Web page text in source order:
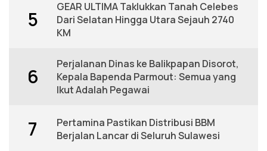
5
GEAR ULTIMA Taklukkan Tanah Celebes
Dari Selatan Hingga Utara Sejauh 2740
KM
6
Perjalanan Dinas ke Balikpapan Disorot,
Kepala Bapenda Parmout: Semua yang
Ikut Adalah Pegawai
7
Pertamina Pastikan Distribusi BBM
Berjalan Lancar di Seluruh Sulawesi